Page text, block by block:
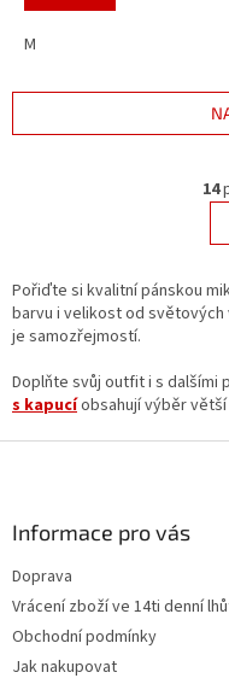
M
14
Pořiďte si kvalitní pánskou
barvu i velikost od
je samozřejmostí.
Doplňte svůj outfit i s dalšími
s kapucíobsahují výběr větší
Informace pro vás
Doprava
Vrácení zboží ve 14ti denní
Obchodní podmínky
Jak nakupovat